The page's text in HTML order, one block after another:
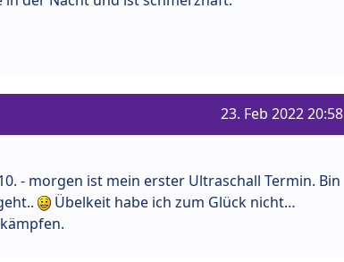
23. Feb 2022 20:58
- morgen ist mein erster Ultraschall Termin. Bin
Übelkeit habe ich zum Glück nicht…